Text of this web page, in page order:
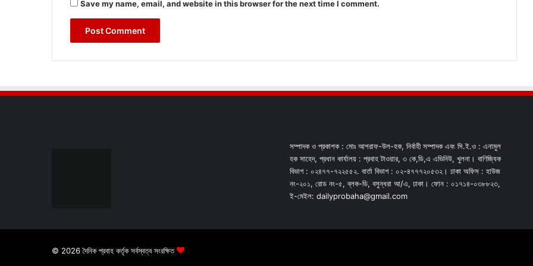
Save my name, email, and website in this browser for the next time I comment.
সম্পাদক ও প্রকাশক : মোঃ আশরাফ-উল-হক, নির্বাহী সম্পাদক এবং সি.ই.ও : এনামুল
হক সাহেদ, প্রধান কার্যালয় : প্রবাহ টাওয়ার, ৩ কে,ডি,এ এভিনিউ, খুলনা। বাণিজ্যিক
বিভাগ : ০২৪৭৭-৭২২৫৫২. বার্তা বিভাগ : ০২-৪৭৭৭২০৫৩২। ঢাকা অফিস : হাউজ
নং-২০১, রোড নং-৫, ব্লক-ডি, বসুন্ধরা আ/এ, ঢাকা। ফোন : ০১৭১৪-০৩৮৮২৩,
ই-মেইল: dailyprobaha@gmail.com
© 2026 দৈনিক প্রবাহ কর্তৃক সর্বস্বত্ব সংরক্ষিত